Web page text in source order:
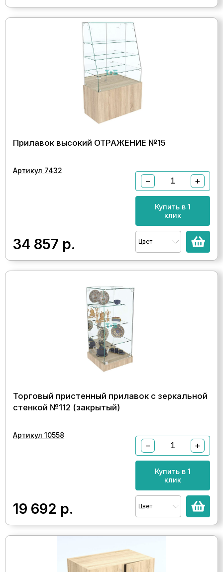
Прилавок высокий ОТРАЖЕНИЕ №15
Артикул 7432
34 857 р.
− +
Купить в 1
клик
Цвет
Торговый пристенный прилавок с зеркальной
стенкой №112 (закрытый)
Артикул 10558
19 692 р.
− +
Купить в 1
клик
Цвет